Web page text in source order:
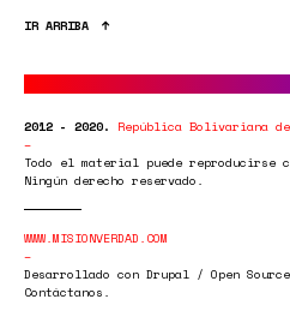
IR ARRIBA
2012 - 2020. República Bolivariana
Todo el material puede reproducirse
Ningún derecho reservado.
WWW.MISIONVERDAD.COM
Desarrollado con Drupal / Open
Contáctanos.